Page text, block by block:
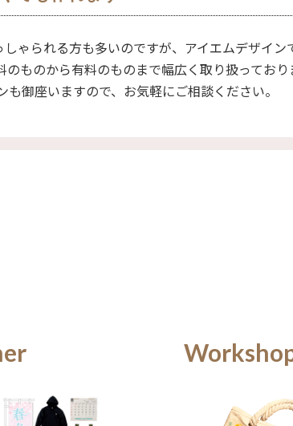
しゃられる方も多いのですが、アイエムデザイン
ものから有料のものまで幅広く取り扱っており
御座いますので、お気軽にご相談ください。